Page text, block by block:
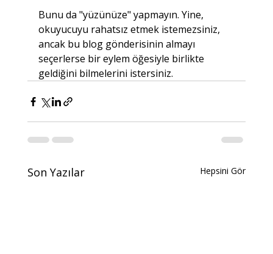
Bunu da "yüzünüze" yapmayın. Yine,
okuyucuyu rahatsız etmek istemezsiniz,
ancak bu blog gönderisinin almayı
seçerlerse bir eylem öğesiyle birlikte
geldiğini bilmelerini istersiniz.
Son Yazılar Hepsini Gör